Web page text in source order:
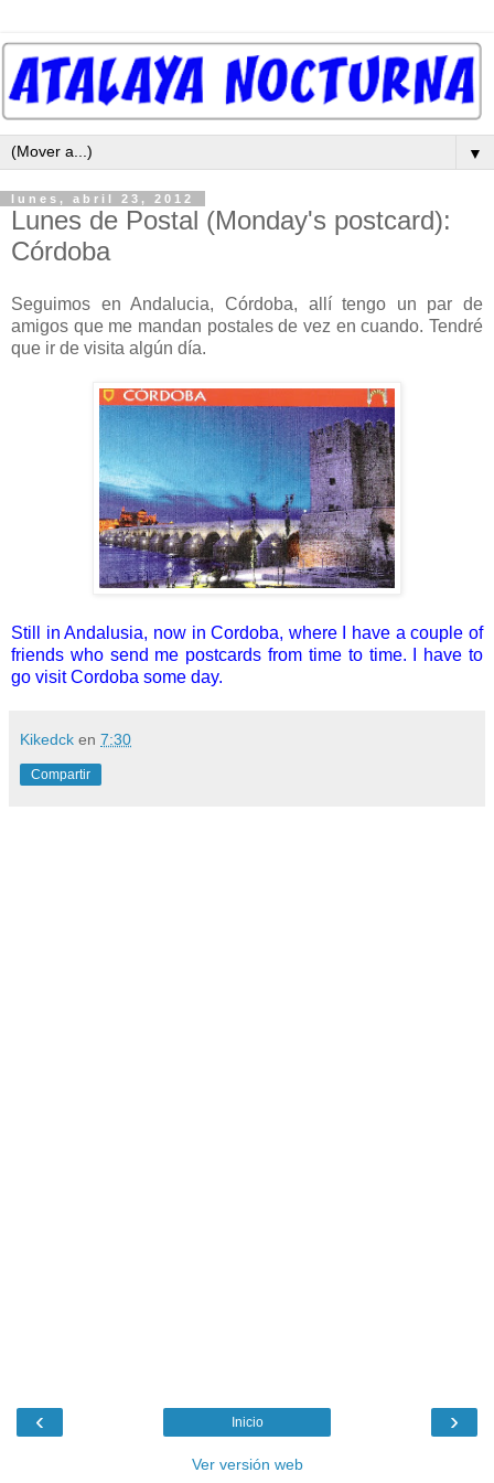
▼
lunes, abril 23, 2012
Lunes de Postal (Monday's postcard):
Córdoba
Seguimos en Andalucia, Córdoba, allí tengo un par de
amigos que me mandan postales de vez en cuando. Tendré
que ir de visita algún día.
Still in Andalusia, now in Cordoba, where I have a couple of
friends who send me postcards from time to time.
I have to
go visitCordoba some day.
Kikedck en 7:30
Compartir
‹ ›
Inicio
Ver versión web